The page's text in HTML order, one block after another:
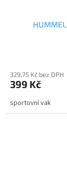
329,75 Kč bez DPH
399 Kč
sportovní vak